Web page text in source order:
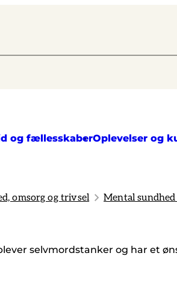
og fællesskaberOplevelser og
omsorg og trivsel Mental
selvmordstanker og har et